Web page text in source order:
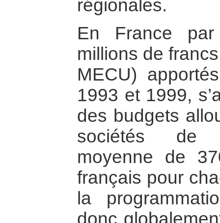
régionales.
En France
millions de
MECU)
1993 et 1999,
des budgets
sociétés de
moyenne de
français pour
la
donc